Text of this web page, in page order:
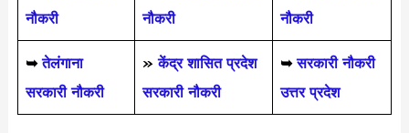
नौकरी
नौकरी
नौकरी
➥तेलंगाना
सरकारी नौकरी
»केंद्र शासित प्रदेश
सरकारी नौकरी
➥ सरकारी नौकरी
उत्तर प्रदेश